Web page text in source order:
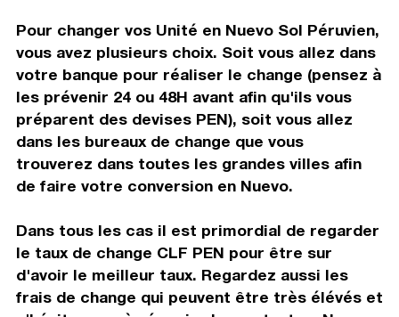
Pour changer vos Unité en Nuevo Sol Péruvien,
vous avez plusieurs choix. Soit vous allez dans
votre banque pour réaliser le change (pensez à
les prévenir 24 ou 48H avant afin qu'ils vous
préparent des devises PEN), soit vous allez
dans les bureaux de change que vous
trouverez dans toutes les grandes villes afin
de faire votre conversion en Nuevo.
Dans tous les cas il est primordial de regarder
le taux de change CLF PEN pour être sur
d'avoir le meilleur taux. Regardez aussi les
frais de change qui peuvent être très élévés et